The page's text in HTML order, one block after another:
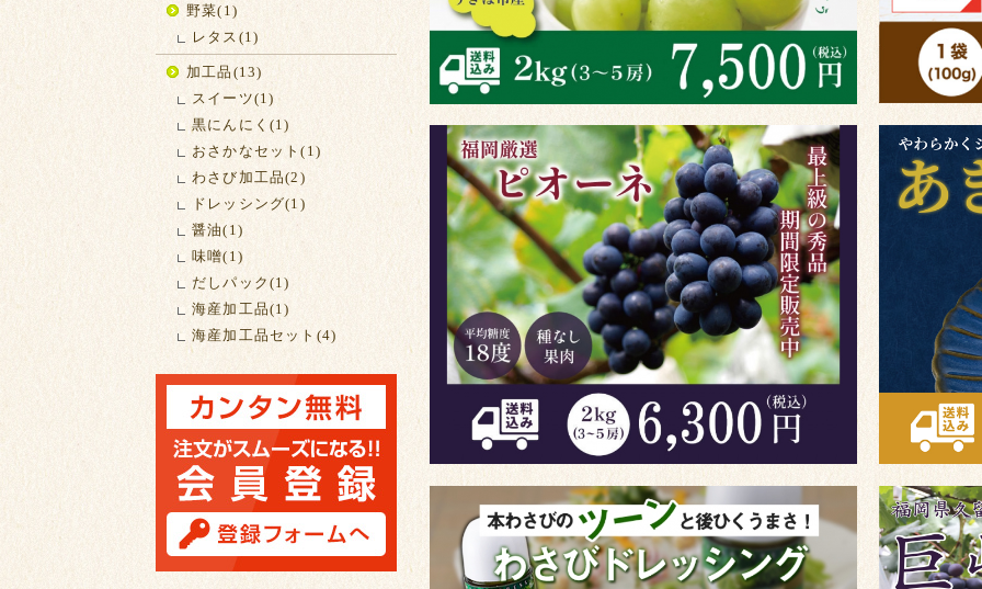
野菜(1)
レタス(1)
加工品(13)
スイーツ(1)
黒にんにく(1)
おさかなセット(1)
わさび加工品(2)
ドレッシング(1)
醤油(1)
味噌(1)
だしパック(1)
海産加工品(1)
海産加工品セット(4)